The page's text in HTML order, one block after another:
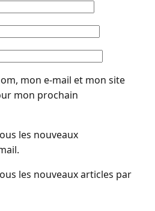
mon e-mail et mon site
mon prochain
les nouveaux
les nouveaux articles par